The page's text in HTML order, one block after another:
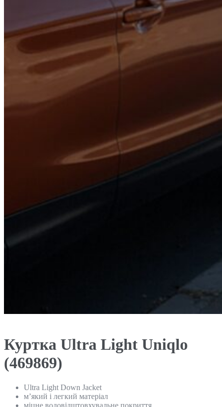
Куртка Ultra Light Uniqlo
(469869)
Ultra Light Down Jacket
м’який і легкий матеріал
міцне водовідштовхувальне покриття